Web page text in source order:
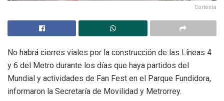
Cortesía
No habrá cierres viales por la construcción de las Líneas 4
y 6 del Metro durante los días que haya partidos del
Mundial y actividades de Fan Fest en el Parque Fundidora,
informaron la Secretaría de Movilidad y Metrorrey.